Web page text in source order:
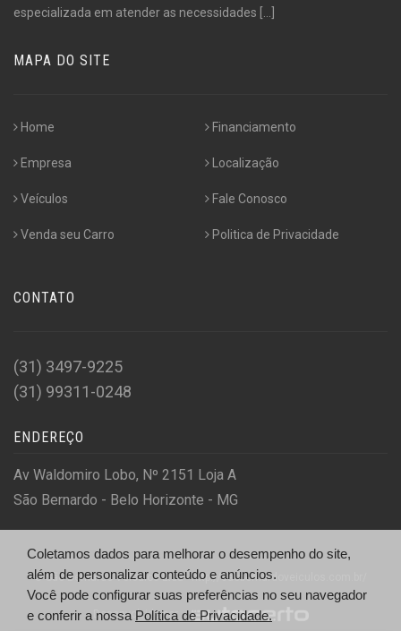
especializada em atender as necessidades [...]
MAPA DO SITE
Home
Empresa
Veículos
Venda seu Carro
Financiamento
Localização
Fale Conosco
Politica de Privacidade
CONTATO
(31) 3497-9225
(31) 99311-0248
ENDEREÇO
Av Waldomiro Lobo, Nº 2151 Loja A
São Bernardo - Belo Horizonte - MG
© São Bernardo Veículos Ltda - http://saobernardoveiculos.com.br/
Desenvolvido por
Coletamos dados para melhorar o desempenho do site,
além de personalizar conteúdo e anúncios.
Você pode configurar suas preferências no seu navegador
e conferir a nossa Política de Privacidade.